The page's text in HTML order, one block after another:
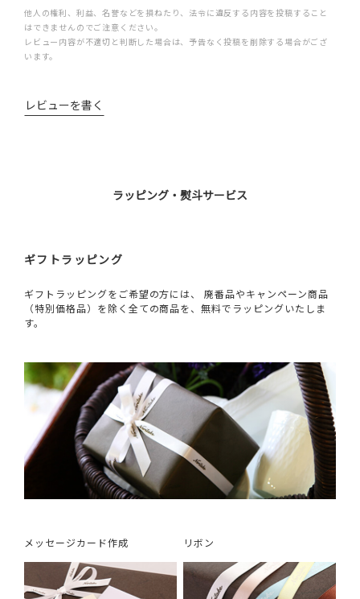
他人の権利、利益、名誉などを損ねたり、法令に違反する内容を投稿すること
はできませんのでご注意ください。
レビュー内容が不適切と判断した場合は、予告なく投稿を削除する場合がござ
います。
レビューを書く
ラッピング・熨斗サービス
ギフトラッピング
ギフトラッピングをご希望の方には、 廃番品やキャンペーン商品
（特別価格品）を除く全ての商品を、無料でラッピングいたしま
す。
メッセージカード作成 リボン